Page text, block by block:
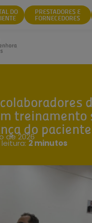
DO PRESTADORES E
FORNECEDORES
treinamento
do paciente
de 2026
2 minutos